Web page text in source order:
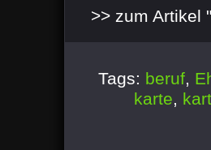
>> zum Artikel "
Tags: beruf,
karte,